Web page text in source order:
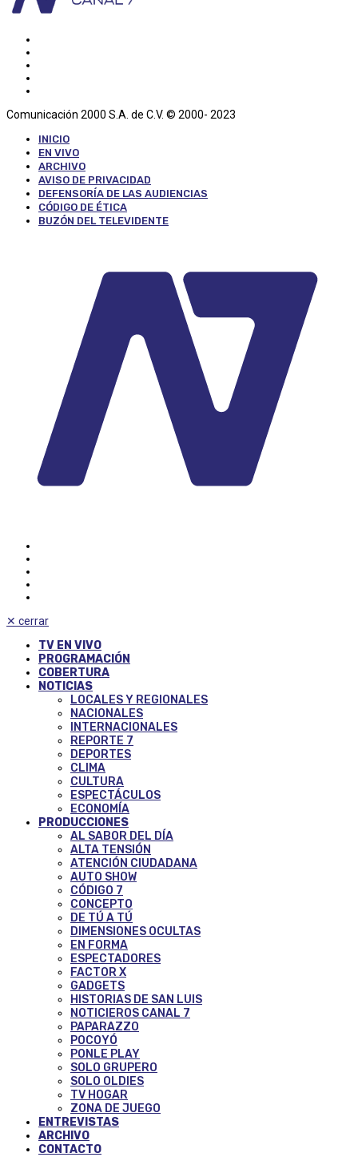
Comunicación 2000 S.A. de C.V. © 2000- 2023
INICIO
EN VIVO
ARCHIVO
AVISO DE PRIVACIDAD
DEFENSORÍA DE LAS AUDIENCIAS
CÓDIGO DE ÉTICA
BUZÓN DEL TELEVIDENTE
✕ cerrar
TV EN VIVO
PROGRAMACIÓN
COBERTURA
NOTICIAS
LOCALES Y REGIONALES
NACIONALES
INTERNACIONALES
REPORTE 7
DEPORTES
CLIMA
CULTURA
ESPECTÁCULOS
ECONOMÍA
PRODUCCIONES
AL SABOR DEL DÍA
ALTA TENSIÓN
ATENCIÓN CIUDADANA
AUTO SHOW
CÓDIGO 7
CONCEPTO
DE TÚ A TÚ
DIMENSIONES OCULTAS
EN FORMA
ESPECTADORES
FACTOR X
GADGETS
HISTORIAS DE SAN LUIS
NOTICIEROS CANAL 7
PAPARAZZO
POCOYÓ
PONLE PLAY
SOLO GRUPERO
SOLO OLDIES
TV HOGAR
ZONA DE JUEGO
ENTREVISTAS
ARCHIVO
CONTACTO